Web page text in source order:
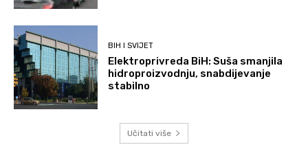
BIH I SVIJET
Elektroprivreda BiH: Suša smanjila
hidroproizvodnju, snabdijevanje
stabilno
Učitati više